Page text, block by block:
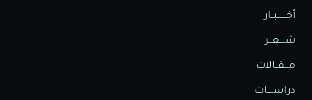
أخــــــبــار
شــــعــر
مـــقــالات
دراســــات